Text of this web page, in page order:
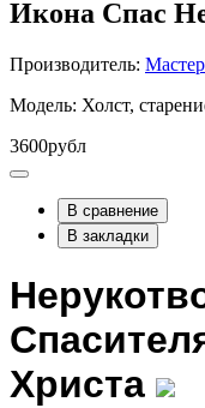
Икона Спас
Производитель:
Модель: Холст,
3600рубл
В сравнение
В закладки
Христа